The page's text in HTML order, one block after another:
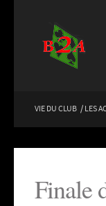
VIE DU CLUB / LES
Finale